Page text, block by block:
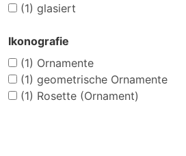
(1) glasiert
Ikonografie
(1) Ornamente
(1) geometrische Ornamente
(1) Rosette (Ornament)